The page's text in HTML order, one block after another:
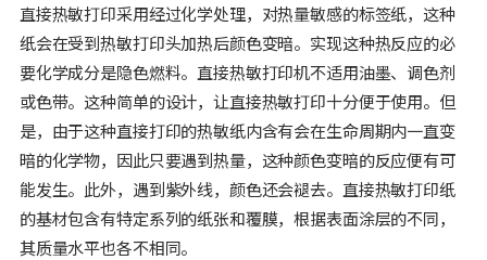
直接热敏打印采用经过化学处理，对热量敏感的标签纸，这种
纸会在受到热敏打印头加热后颜色变暗。实现这种热反应的必
要化学成分是隐色燃料。直接热敏打印机不适用油墨、调色剂
或色带。这种简单的设计，让直接热敏打印十分便于使用。但
是，由于这种直接打印的热敏纸内含有会在生命周期内一直变
暗的化学物，因此只要遇到热量，这种颜色变暗的反应便有可
能发生。此外，遇到紫外线，颜色还会褪去。直接热敏打印纸
的基材包含有特定系列的纸张和覆膜，根据表面涂层的不同，
其质量水平也各不相同。